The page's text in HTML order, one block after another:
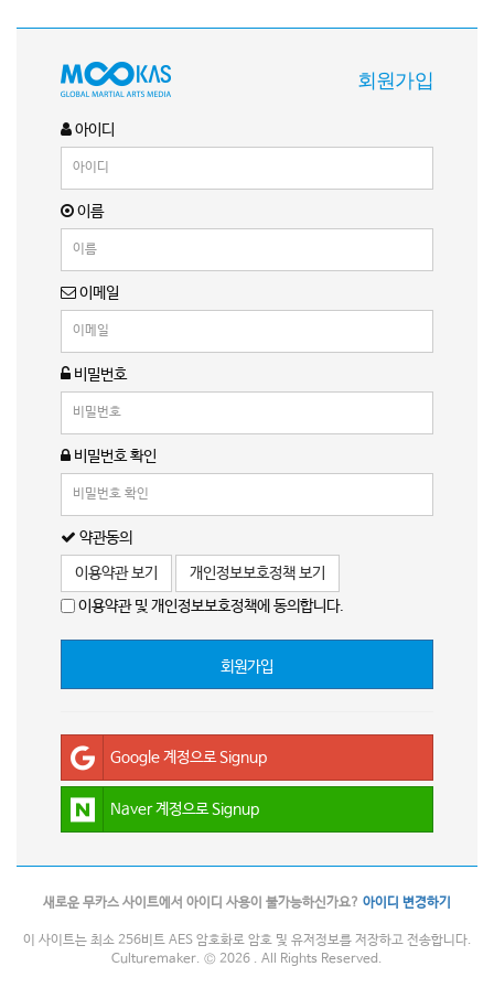
회원가입
아이디
이름
이메일
비밀번호
비밀번호 확인
약관동의
이용약관 보기
개인정보보호정책 보기
이용약관 및 개인정보보호정책에 동의합니다.
회원가입
Google 계정으로 Signup
Naver 계정으로 Signup
새로운 무카스 사이트에서 아이디 사용이 불가능하신가요? 아이디 변경하기
이 사이트는 최소 256비트 AES 암호화로 암호 및 유저정보를 저장하고 전송합니다.
Culturemaker. © 2026 . All Rights Reserved.